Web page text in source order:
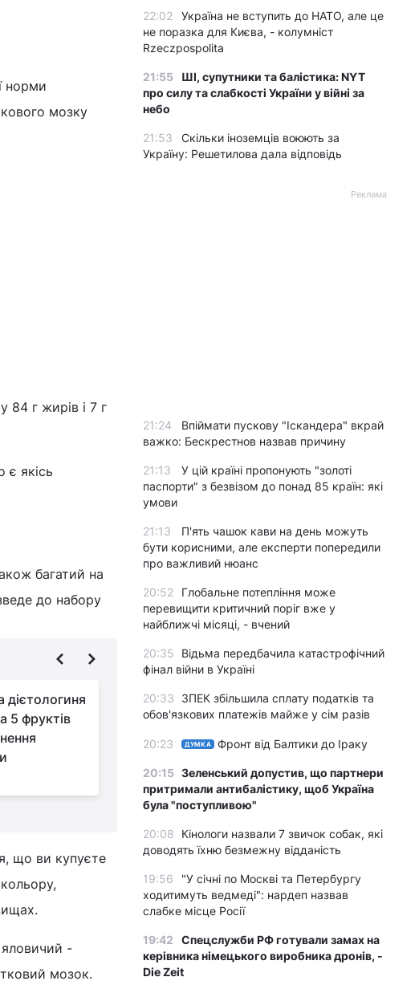
норми
мозку
84 г жирів і 7 г
якісь
багатий на
до набору
дієтологиня
5 фруктів
Дієтологиня назвала
найкорисніший чай
що ви купуєте
-
мозок.
22:02
Україна не вступить до НАТО, але це
не поразка для Києва, - колумніст
Rzeczpospolita
21:55
ШІ, супутники та балістика: NYT
про силу та слабкості України у війні за
небо
21:53
Скільки іноземців воюють за
Україну: Решетилова дала відповідь
Реклама
21:24
Впіймати пускову "Іскандера" вкрай
важко: Бескрестнов назвав причину
21:13
У цій країні пропонують "золоті
паспорти" з безвізом до понад 85 країн: які
умови
21:13
П'ять чашок кави на день можуть
бути корисними, але експерти попередили
про важливий нюанс
20:52
Глобальне потепління може
перевищити критичний поріг вже у
найближчі місяці, - вчений
20:35
Відьма передбачила катастрофічний
фінал війни в Україні
20:33
ЗПЕК збільшила сплату податків та
обов'язкових платежів майже у сім разів
20:23 ДУМКА Фронт від Балтики до Іраку
20:15 Зеленський допустив, що партнери
притримали антибалістику, щоб Україна
була "поступливою"
20:08
Кінологи назвали 7 звичок собак, які
доводять їхню безмежну відданість
19:56
"У січні по Москві та Петербургу
ходитимуть ведмеді": нардеп назвав
слабке місце Росії
19:42
Спецслужби РФ готували замах на
керівника німецького виробника дронів, -
Die Zeit